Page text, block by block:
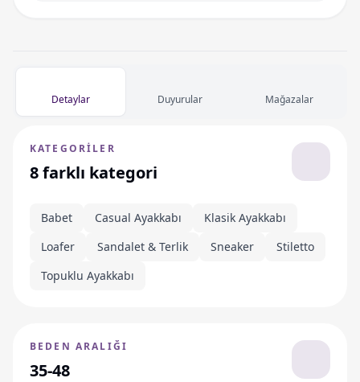
Detaylar Duyurular Mağazalar
KATEGORILER
8 farklı kategori
Babet Casual Ayakkabı
Klasik Ayakkabı
Loafer
Sandalet & Terlik Sneaker
Stiletto
Topuklu Ayakkabı
BEDEN ARALIĞI
35-48